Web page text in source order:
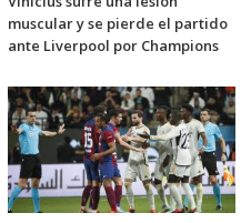
muscular y se pierde el partido
ante Liverpool por Champions